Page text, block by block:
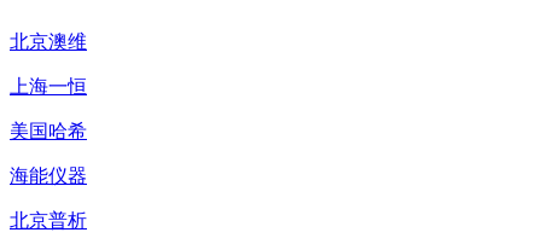
北京澳维
上海一恒
美国哈希
海能仪器
北京普析